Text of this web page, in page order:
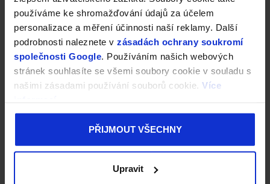
používáme ke shromažďování údajů za účelem
personalizace a měření účinnosti naší reklamy. Další
podrobnosti naleznete v zásadách ochrany soukromí
společnosti Google. Používáním našich webových
stránek souhlasíte se všemi soubory cookie v souladu s
našimi zásadami používání souborů cookie. Více
PŘIJMOUT VŠECHNY
Upravit